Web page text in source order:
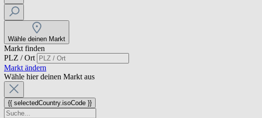
Wähle deinen Markt
Markt finden
PLZ / Ort
Markt ändern
Wähle hier deinen Markt aus
{{ selectedCountry.isoCode }}